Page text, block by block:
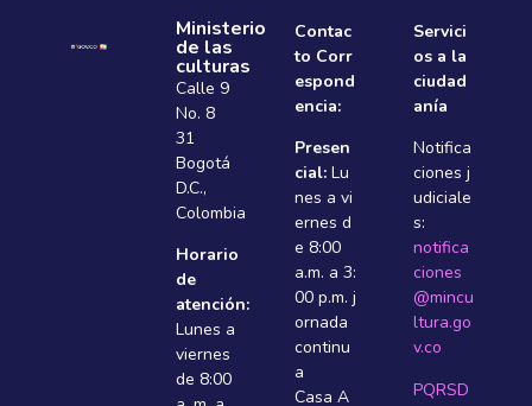
Ministerio
de las
culturas
Calle 9
No. 8
31
Bogotá
D.C.,
Colombia
Horario
de
atención:
Lunes a
viernes
de 8:00
Contac
to Corr
espond
encia:
Presen
cial: Lu
nes a vi
ernes d
e 8:00
a.m. a 3:
00 p.m. j
ornada
continu
a
Casa A
Servici
os a la
ciudad
anía
Notifica
ciones j
udiciale
s:
notifica
ciones
@mincu
ltura.go
v.co
PQRSD